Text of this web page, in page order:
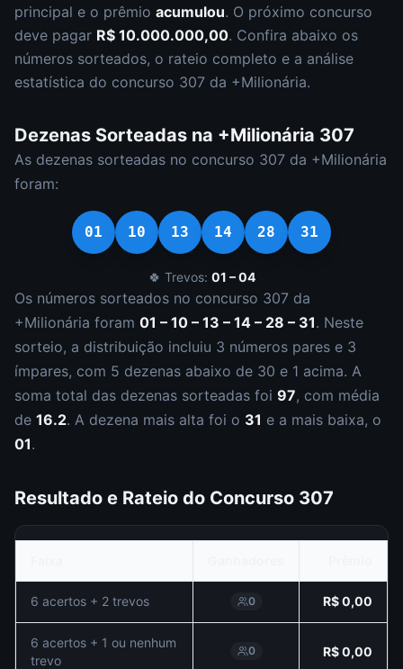
principal e o prêmio acumulou. O próximo concurso
deve pagar R$ 10.000.000,00. Confira abaixo os
números sorteados, o rateio completo e a análise
estatística do concurso 307 da +Milionária.
Dezenas Sorteadas na +Milionária 307
As dezenas sorteadas no concurso 307 da +Milionária
foram:
01 10 13 14 28 31
🍀 Trevos: 01 – 04
Os números sorteados no concurso 307 da
+Milionária foram 01 – 10 – 13 – 14 – 28 – 31. Neste
sorteio, a distribuição incluiu 3 números pares e 3
ímpares, com 5 dezenas abaixo de 30 e 1 acima. A
soma total das dezenas sorteadas foi 97, com média
de 16.2. A dezena mais alta foi o 31 e a mais baixa, o
01.
Resultado e Rateio do Concurso 307
6 acertos + 2 trevos 0 R$ 0,00
6 acertos + 1 ou nenhum
trevo
0 R$ 0,00